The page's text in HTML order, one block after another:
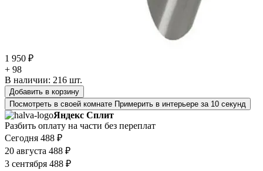
1 950 ₽
+ 98
В наличии: 216 шт.
Добавить в корзину
Посмотреть в своей комнате Примерить в интерьере за 10 секунд
Яндекс Сплит
Разбить оплату на части без переплат
Сегодня 488 ₽
20 августа 488 ₽
3 сентября 488 ₽